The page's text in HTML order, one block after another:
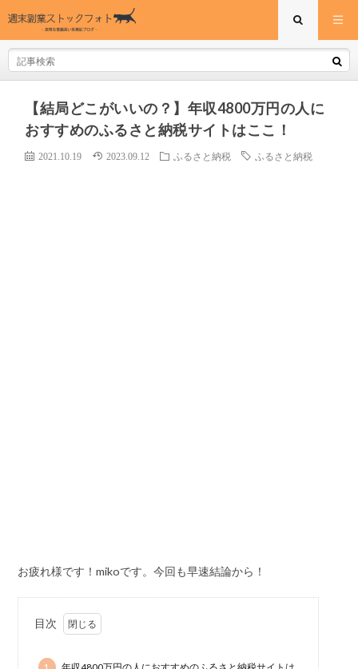
【結局どこがいいの？】年収4800万円の人に
おすすめのふるさと納税サイトはここ！
2021.10.19 2023.09.12 ふるさと納税 ふるさと納税
お疲れ様です！mikoです。今回も早速結論から！
目次